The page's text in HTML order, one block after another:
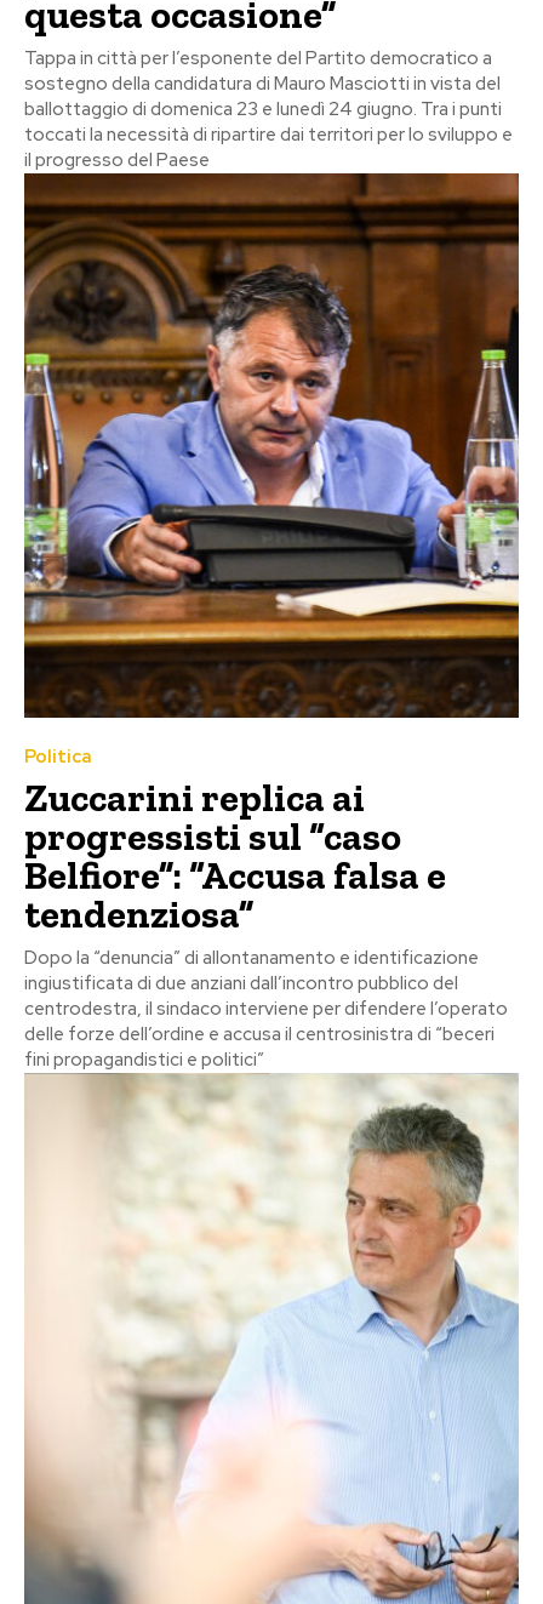
questa occasione”
Tappa in città per l’esponente del Partito democratico a
sostegno della candidatura di Mauro Masciotti in vista del
ballottaggio di domenica 23 e lunedì 24 giugno. Tra i punti
toccati la necessità di ripartire dai territori per lo sviluppo e
il progresso del Paese
Politica
Zuccarini replica ai
progressisti sul “caso
Belfiore”: “Accusa falsa e
tendenziosa”
Dopo la “denuncia” di allontanamento e identificazione
ingiustificata di due anziani dall’incontro pubblico del
centrodestra, il sindaco interviene per difendere l’operato
delle forze dell’ordine e accusa il centrosinistra di “beceri
fini propagandistici e politici”